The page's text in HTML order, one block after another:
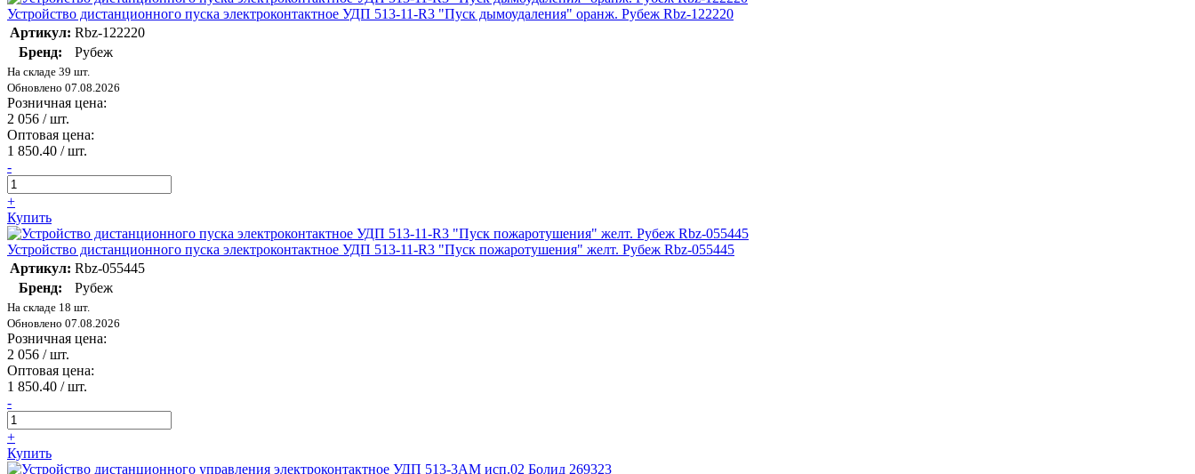
Устройство дистанционного пуска электроконтактное УДП 513-11-R3 "Пуск дымоудаления" оранж. Рубеж Rbz-122220
Артикул: Rbz-122220
Бренд:
Рубеж
На складе 39 шт.
Обновлено 07.08.2026
Розничная цена:
2 056 / шт.
Оптовая цена:
1 850.40 / шт.
-
+
Купить
Устройство дистанционного пуска электроконтактное УДП 513-11-R3 "Пуск пожаротушения" желт. Рубеж Rbz-055445
Артикул: Rbz-055445
Бренд:
Рубеж
На складе 18 шт.
Обновлено 07.08.2026
Розничная цена:
2 056 / шт.
Оптовая цена:
1 850.40 / шт.
-
+
Купить